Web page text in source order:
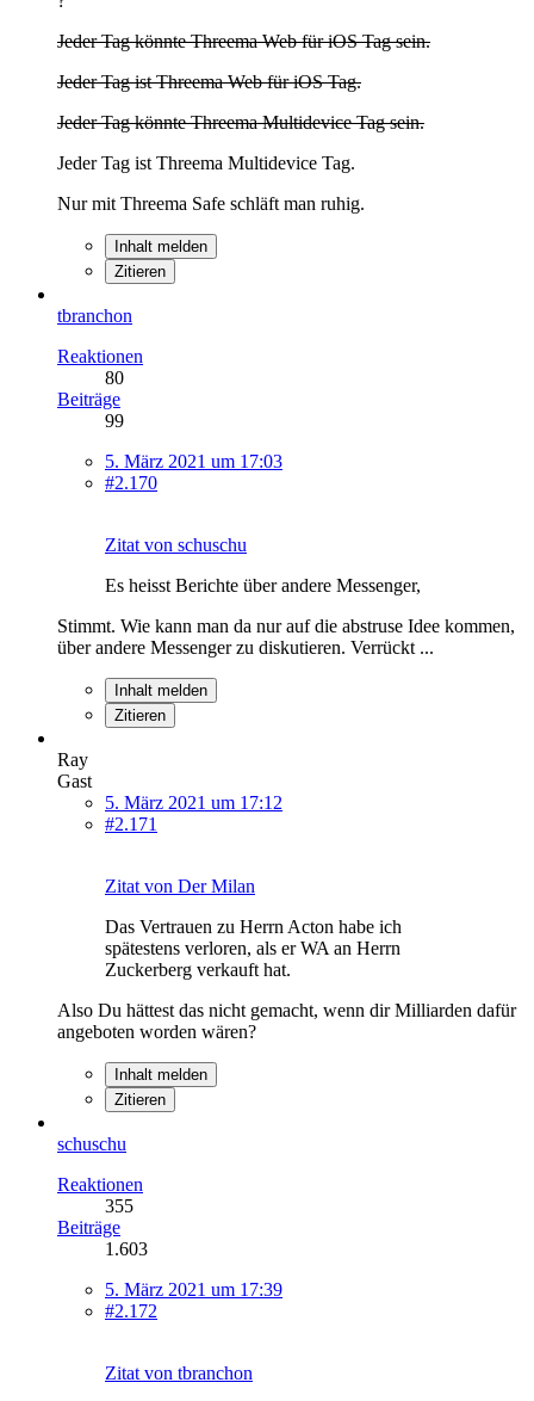
Jeder Tag könnte Threema Web für iOS Tag sein.
Jeder Tag ist Threema Web für iOS Tag.
Jeder Tag könnte Threema Multidevice Tag sein.
Jeder Tag ist Threema Multidevice Tag.
Nur mit Threema Safe schläft man ruhig.
Inhalt melden
Zitieren
tbranchon
Reaktionen
80
Beiträge
99
5. März 2021 um 17:03
#2.170
Zitat von schuschu
Es heisst Berichte über andere Messenger,
Stimmt. Wie kann man da nur auf die abstruse Idee kommen,
über andere Messenger zu diskutieren. Verrückt ...
Inhalt melden
Zitieren
Ray
Gast
5. März 2021 um 17:12
#2.171
Zitat von Der Milan
Das Vertrauen zu Herrn Acton habe ich
spätestens verloren, als er WA an Herrn
Zuckerberg verkauft hat.
Also Du hättest das nicht gemacht, wenn dir Milliarden dafür
angeboten worden wären?
Inhalt melden
Zitieren
schuschu
Reaktionen
355
Beiträge
1.603
5. März 2021 um 17:39
#2.172
Zitat von tbranchon